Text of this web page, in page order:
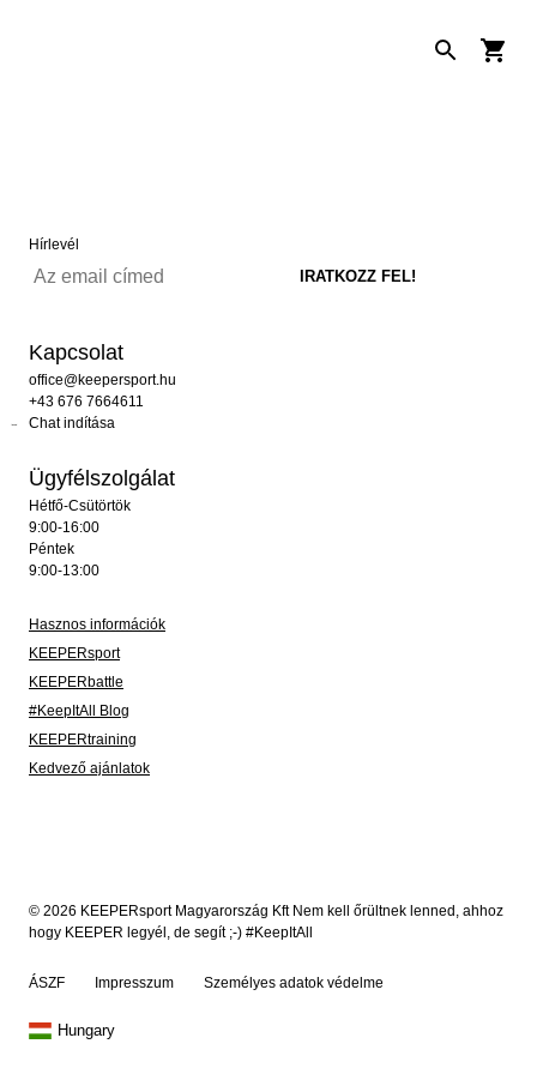
Hírlevél
Kapcsolat
office@keepersport.hu
+43 676 7664611
Chat indítása
Ügyfélszolgálat
Hétfő-Csütörtök
9:00-16:00
Péntek
9:00-13:00
Hasznos információk
KEEPERsport
KEEPERbattle
#KeepItAll Blog
KEEPERtraining
Kedvező ajánlatok
© 2026 KEEPERsport Magyarország Kft Nem kell őrültnek lenned, ahhoz
hogy KEEPER legyél, de segít ;-) #KeepItAll
ÁSZF Impresszum Személyes adatok védelme
Hungary